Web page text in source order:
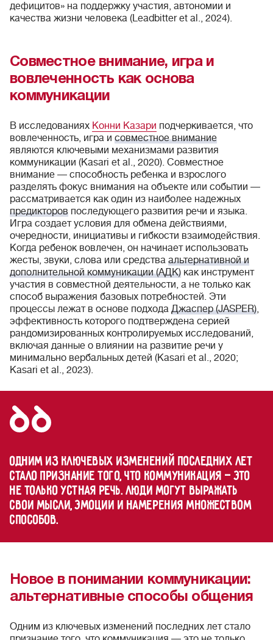
дефицитов» на поддержку участия, автономии и
качества жизни человека (Leadbitter et al., 2024).
Совместное внимание, игра и
вовлеченность как основа
коммуникации
В исследованиях Конни Казари подчеркивается, что
вовлеченность, игра и совместное внимание
являются ключевыми механизмами развития
коммуникации (Kasari et al., 2020). Совместное
внимание — способность ребенка и взрослого
разделять фокус внимания на объекте или событии —
рассматривается как один из наиболее надежных
предикторов последующего развития речи и языка.
Игра создает условия для обмена действиями,
очередности, инициативы и гибкости взаимодействия.
Когда ребенок вовлечен, он начинает использовать
жесты, звуки, слова или средства альтернативной и
дополнительной коммуникации (АДК) как инструмент
участия в совместной деятельности, а не только как
способ выражения базовых потребностей. Эти
процессы лежат в основе подхода Джаспер (JASPER),
эффективность которого подтверждена серией
рандомизированных контролируемых исследований,
включая данные о влиянии на развитие речи у
минимально вербальных детей (Kasari et al., 2020;
Kasari et al., 2023).
Одним из ключевых изменений последних лет
стало признание того, что коммуникация — это
не только устная речь. Люди могут выражать
свои мысли, эмоции и намерения множеством
способов.
Новое в понимании коммуникации:
альтернативные способы общения
Одним из ключевых изменений последних лет стало